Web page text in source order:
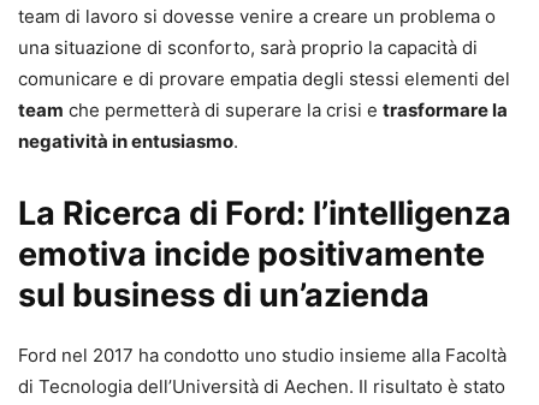
team di lavoro si dovesse venire a creare un problema o
una situazione di sconforto, sarà proprio la capacità di
comunicare e di provare empatia degli stessi elementi del
team che permetterà di superare la crisi e trasformare la
negatività in entusiasmo.
La Ricerca di Ford: l’intelligenza
emotiva incide positivamente
sul business di un’azienda
Ford nel 2017 ha condotto uno studio insieme alla Facoltà
di Tecnologia dell’Università di Aechen. Il risultato è stato